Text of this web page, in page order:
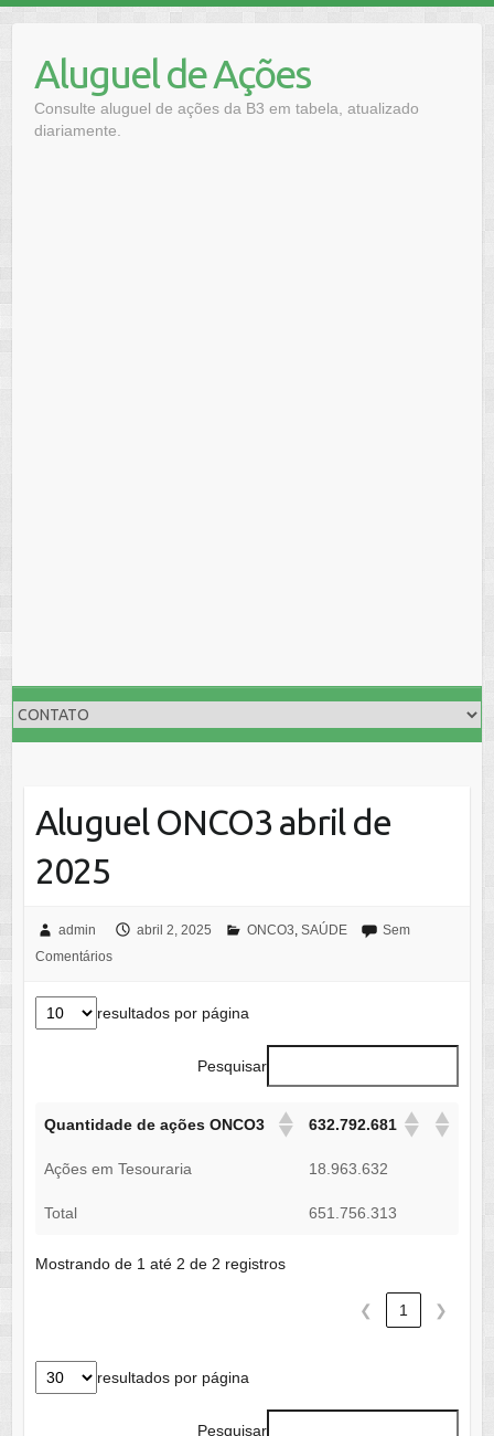
contentAluguel de Ações
Consulte aluguel de ações da B3 em tabela, atualizado
diariamente.
Aluguel ONCO3 abril de
2025
admin abril 2, 2025 ONCO3, SAÚDE
Sem
Comentários
resultados por página
Pesquisar
Quantidade de ações ONCO3 632.792.681
Ações em Tesouraria 18.963.632
Total 651.756.313
Mostrando de 1 até 2 de 2 registros
❮ 1 ❯
resultados por página
Pesquisar